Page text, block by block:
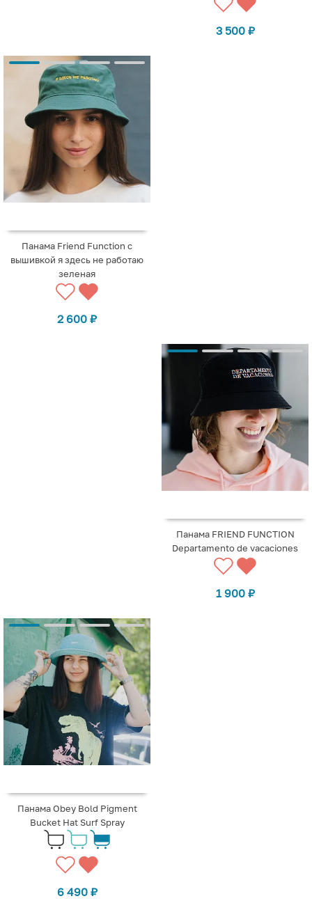
3 500 ₽
Панама Friend Function с
вышивкой я здесь не работаю
зеленая
2 600 ₽
Панама FRIEND FUNCTION
Departamento de vacaciones
1 900 ₽
Панама Obey Bold Pigment
Bucket Hat Surf Spray
6 490 ₽